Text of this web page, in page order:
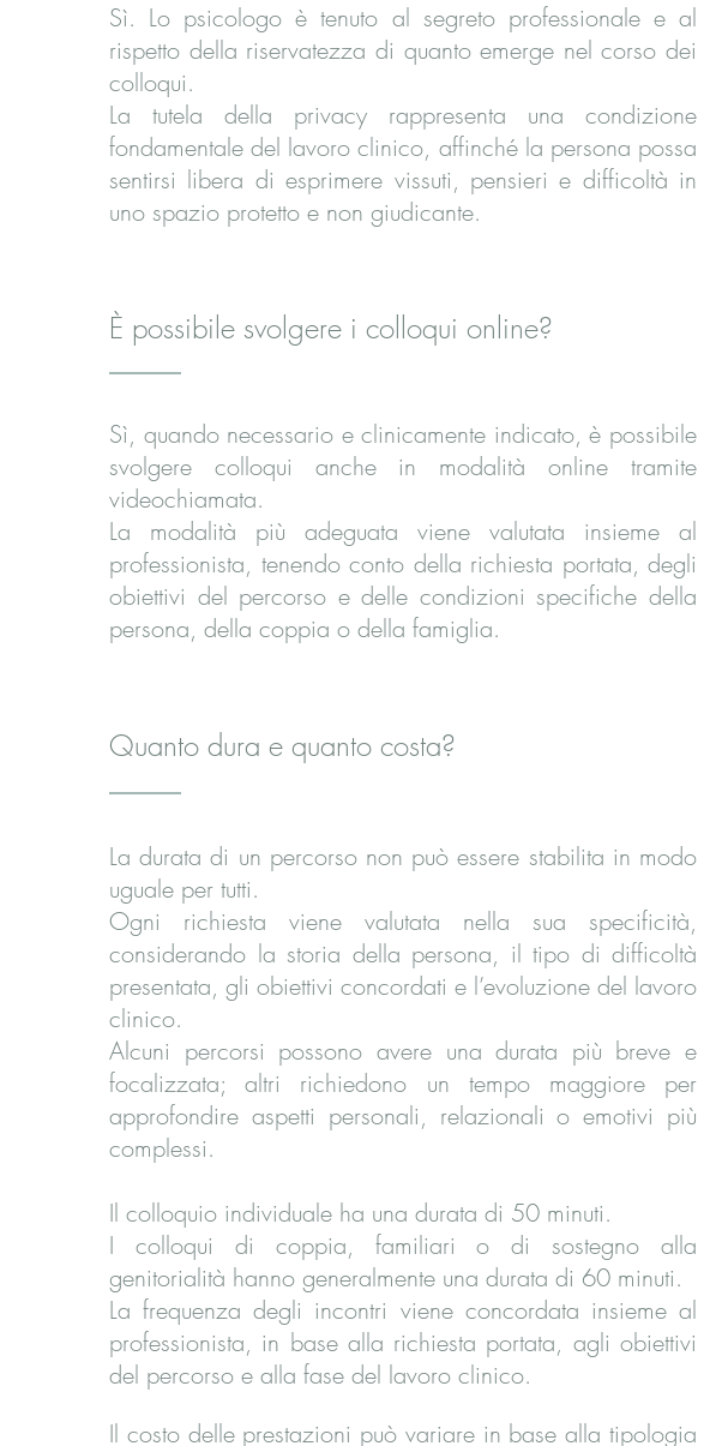
Sì. Lo psicologo è tenuto al segreto professionale e al
rispetto della riservatezza di quanto emerge nel corso dei
colloqui.
La tutela della privacy rappresenta una condizione
fondamentale del lavoro clinico, affinché la persona possa
sentirsi libera di esprimere vissuti, pensieri e difficoltà in
uno spazio protetto e non giudicante.
È possibile svolgere i colloqui online?
Sì, quando necessario e clinicamente indicato, è possibile
svolgere colloqui anche in modalità online tramite
videochiamata.
La modalità più adeguata viene valutata insieme al
professionista, tenendo conto della richiesta portata, degli
obiettivi del percorso e delle condizioni specifiche della
persona, della coppia o della famiglia.
Quanto dura e quanto costa?
La durata di un percorso non può essere stabilita in modo
uguale per tutti.
Ogni richiesta viene valutata nella sua specificità,
considerando la storia della persona, il tipo di difficoltà
presentata, gli obiettivi concordati e l’evoluzione del lavoro
clinico.
Alcuni percorsi possono avere una durata più breve e
focalizzata; altri richiedono un tempo maggiore per
approfondire aspetti personali, relazionali o emotivi più
complessi.
Il colloquio individuale ha una durata di 50 minuti.
I colloqui di coppia, familiari o di sostegno alla
genitorialità hanno generalmente una durata di 60 minuti.
La frequenza degli incontri viene concordata insieme al
professionista, in base alla richiesta portata, agli obiettivi
del percorso e alla fase del lavoro clinico.
Il costo delle prestazioni può variare in base alla tipologia